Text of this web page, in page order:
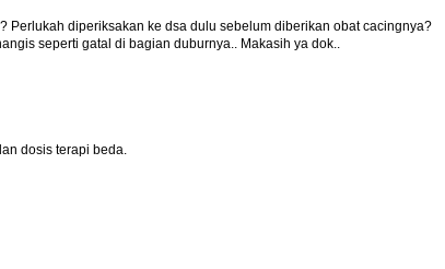
diperiksakan ke dsa dulu sebelum diberikan obat cacingnya?
seperti gatal di bagian duburnya.. Makasih ya dok..
dosis terapi beda.